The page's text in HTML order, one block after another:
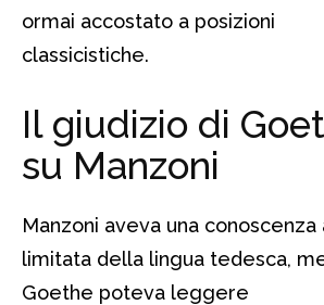
ormai accostato a posizioni
classicistiche.
Il giudizio di
su Manzoni
Manzoni aveva una conoscenza
limitata della lingua tedesca,
Goethe poteva leggere